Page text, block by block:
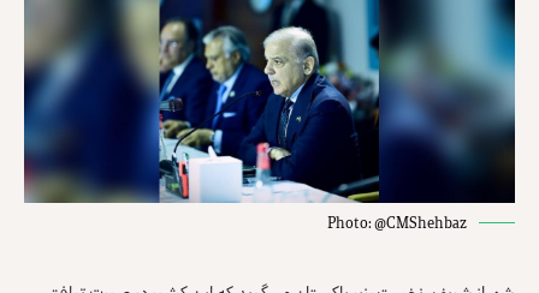
Photo: @CMShehbaz